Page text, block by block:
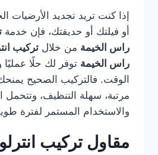
إذا كنت تريد تجديد الأرضيات
أو فيلتك أو حديقتك، فإن خدمة
راس الخيمة من خلال تركيب
راس الخيمة توفر لك حلًا
الوقت. فالتركيب الصحيح
مرتبة، سهلة التنظيف، وتتحمل
والاستخدام المستمر لفترة
مقاول تركيب